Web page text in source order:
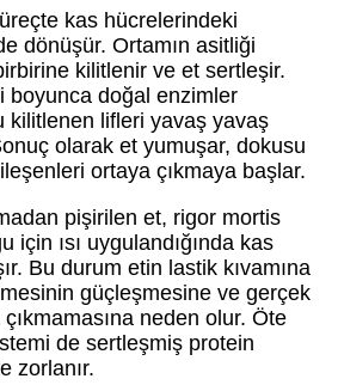
kas hücrelerindeki
dönüşür. Ortamın asitliği
kilitlenir ve et sertleşir.
boyunca doğal enzimler
kilitlenen lifleri yavaş yavaş
olarak et yumuşar, dokusu
ortaya çıkmaya başlar.
pişirilen et, rigor mortis
için ısı uygulandığında kas
Bu durum etin lastik kıvamına
güçleşmesine ve gerçek
neden olur. Öte
de sertleşmiş protein
zorlanır.